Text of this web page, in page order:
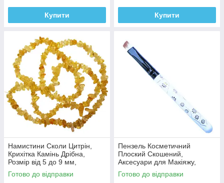
Купити Купити
Намистини Сколи Цитрін,
Крихітка Камінь Дрібна,
Розмір від 5 до 9 мм,
Фурнітура Біжутерія
Готово до відправки
Пензель Косметичний
Плоский Скошений,
Аксесуари для Макіяжу,
Пензлі для Обличчя, для
Тіней, для Повік
Готово до відправки